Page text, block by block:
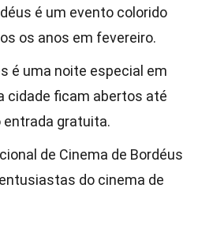
é um evento colorido
os anos em fevereiro.
é uma noite especial em
cidade ficam abertos até
entrada gratuita.
de Cinema de Bordéus
do cinema de